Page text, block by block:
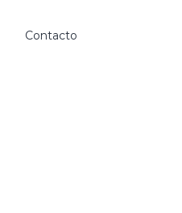
Contacto